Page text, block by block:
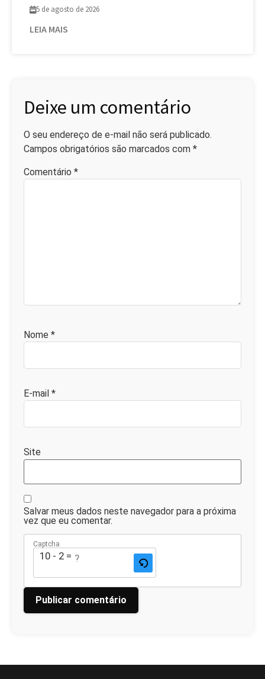
5 de agosto de 2026
LEIA MAIS
Deixe um comentário
O seu endereço de e-mail não será publicado.
Campos obrigatórios são marcados com *
Comentário *
Nome *
E-mail *
Site
Salvar meus dados neste navegador para a próxima
vez que eu comentar.
Captcha
10 - 2 = ?